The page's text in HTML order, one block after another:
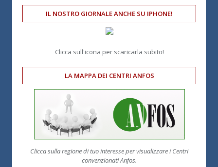
IL NOSTRO GIORNALE ANCHE SU IPHONE!
Clicca sull'icona per scaricarla subito!
LA MAPPA DEI CENTRI ANFOS
Clicca sulla regione di tuo interesse per visualizzare i Centri
convenzionati Anfos.